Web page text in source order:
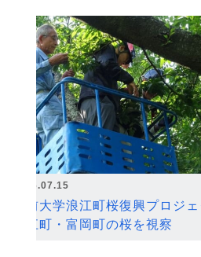
2026.07.15
弘前大学浪江町桜復興プロジ
浪江町・富岡町の桜を視察